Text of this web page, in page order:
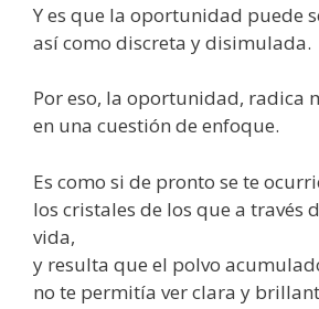
Y es que la oportunidad puede
así como discreta y disimulada.
Por eso, la oportunidad, radica
en una cuestión de enfoque.
Es como si de pronto se te
los cristales de los que a través
vida,
y resulta que el polvo
no te permitía ver clara y